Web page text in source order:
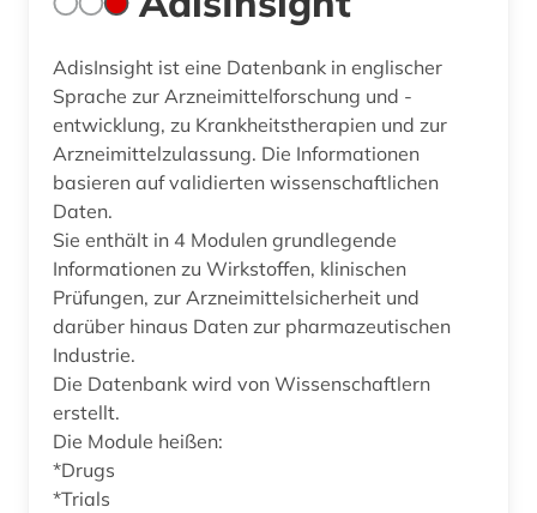
AdisInsight ist eine Datenbank in englischer
Sprache zur Arzneimittelforschung und -
entwicklung, zu Krankheitstherapien und zur
Arzneimittelzulassung. Die Informationen
basieren auf validierten wissenschaftlichen
Daten.
Sie enthält in 4 Modulen grundlegende
Informationen zu Wirkstoffen, klinischen
Prüfungen, zur Arzneimittelsicherheit und
darüber hinaus Daten zur pharmazeutischen
Industrie.
Die Datenbank wird von Wissenschaftlern
erstellt.
Die Module heißen:
*Drugs
*Trials